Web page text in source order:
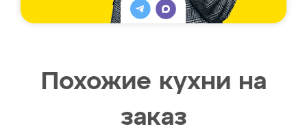
Похожие кухни на
заказ